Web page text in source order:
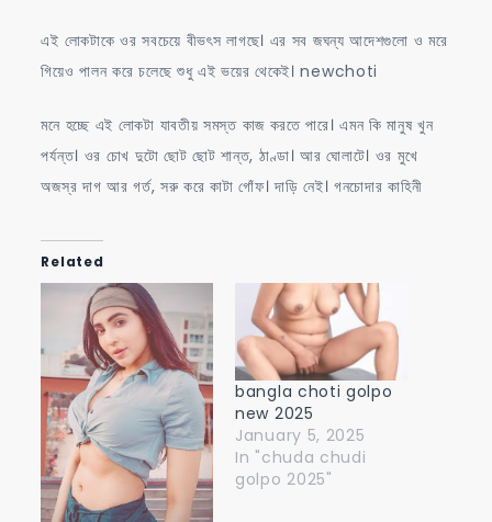
এই লোকটাকে ওর সবচেয়ে বীভৎস লাগছে। এর সব জঘন্য আদেশগুলো ও মরে
গিয়েও পালন করে চলেছে শুধু এই ভয়ের থেকেই। newchoti
মনে হচ্ছে এই লোকটা যাবতীয় সমস্ত কাজ করতে পারে। এমন কি মানুষ খুন
পর্যন্ত। ওর চোখ দুটো ছোট ছোট শান্ত, ঠাণ্ডা। আর ঘোলাটে। ওর মুখে
অজস্র দাগ আর গর্ত, সরু করে কাটা গোঁফ। দাড়ি নেই। গনচোদার কাহিনী
Related
bangla choti golpo
new 2025
January 5, 2025
In "chuda chudi
golpo 2025"